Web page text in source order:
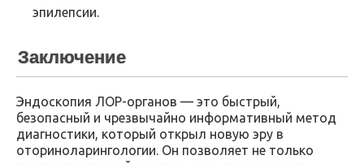
эпилепсии.
Заключение
Эндоскопия ЛОР-органов — это быстрый,
безопасный и чрезвычайно информативный метод
диагностики, который открыл новую эру в
оториноларингологии. Он позволяет не только